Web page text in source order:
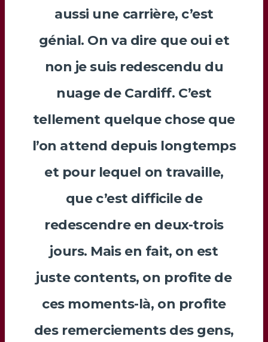
aussi une carrière, c’est
génial. On va dire que oui et
non je suis redescendu du
nuage de Cardiff. C’est
tellement quelque chose que
l’on attend depuis longtemps
et pour lequel on travaille,
que c’est difficile de
redescendre en deux-trois
jours. Mais en fait, on est
juste contents, on profite de
ces moments-là, on profite
des remerciements des gens,